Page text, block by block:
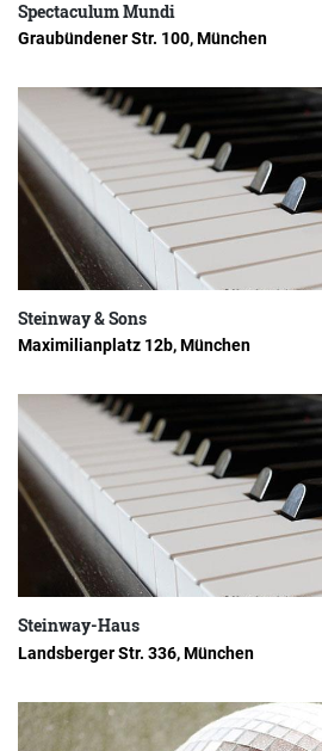
Spectaculum Mundi
Graubündener Str. 100, München
Steinway & Sons
Maximilianplatz 12b, München
Steinway-Haus
Landsberger Str. 336, München